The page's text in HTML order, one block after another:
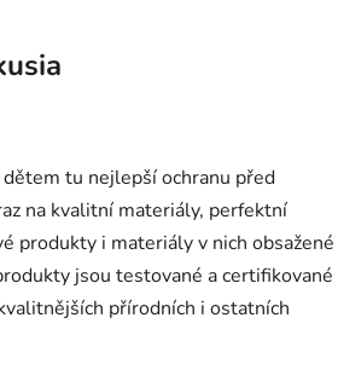
tu nejlepší ochranu před
na kvalitní materiály, perfektní
produkty i materiály v nich obsažené
jsou testované a certifikované
přírodních i ostatních